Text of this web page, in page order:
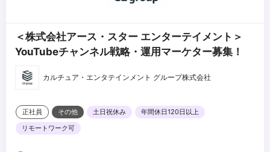
＜株式会社アース・スター エンターテイメント＞
YouTubeチャンネル戦略・運用マーケター募集！
カルチュア・エンタテインメント グループ株式会社
正社員 その他 土日祝休み
年間休日120日以上
リモートワーク可